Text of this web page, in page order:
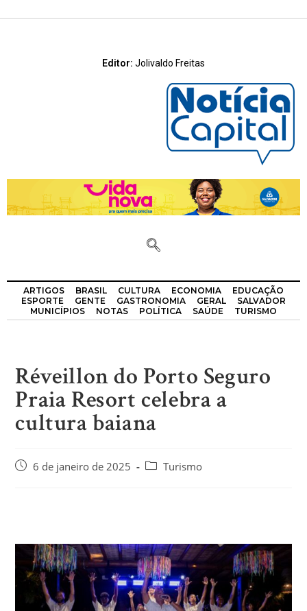
Editor: Jolivaldo Freitas
ARTIGOS BRASIL CULTURA ECONOMIA
EDUCAÇÃO
ESPORTE
GENTE GASTRONOMIA GERAL
SALVADOR
MUNICÍPIOS
NOTAS POLÍTICA SAÚDE TURISMO
Réveillon do Porto Seguro
Praia Resort celebra a
cultura baiana
6 de janeiro de 2025 Turismo